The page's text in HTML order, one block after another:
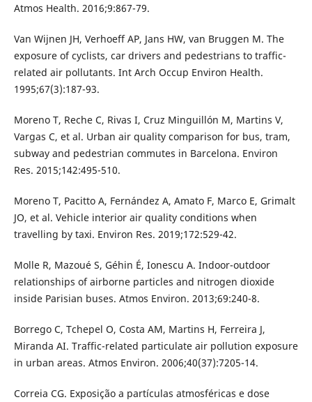
Atmos Health. 2016;9:867-79.
Van Wijnen JH, Verhoeff AP, Jans HW, van Bruggen M. The
exposure of cyclists, car drivers and pedestrians to traffic-
related air pollutants. Int Arch Occup Environ Health.
1995;67(3):187-93.
Moreno T, Reche C, Rivas I, Cruz Minguillón M, Martins V,
Vargas C, et al. Urban air quality comparison for bus, tram,
subway and pedestrian commutes in Barcelona. Environ
Res. 2015;142:495-510.
Moreno T, Pacitto A, Fernández A, Amato F, Marco E, Grimalt
JO, et al. Vehicle interior air quality conditions when
travelling by taxi. Environ Res. 2019;172:529-42.
Molle R, Mazoué S, Géhin É, Ionescu A. Indoor-outdoor
relationships of airborne particles and nitrogen dioxide
inside Parisian buses. Atmos Environ. 2013;69:240-8.
Borrego C, Tchepel O, Costa AM, Martins H, Ferreira J,
Miranda AI. Traffic-related particulate air pollution exposure
in urban areas. Atmos Environ. 2006;40(37):7205-14.
Correia CG. Exposição a partículas atmosféricas e dose